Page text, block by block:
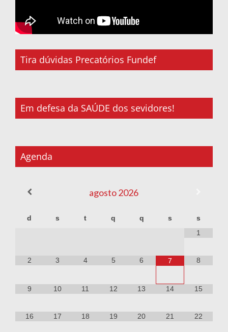
Tira dúvidas Precatórios Fundef
Em defesa da SAÚDE dos sevidores!
Agenda
agosto2026
d s t q q s
s
1
2 3 4 5 6 7 8
9 10 11 12 13 14 15
16 17 18 19 20 21 22